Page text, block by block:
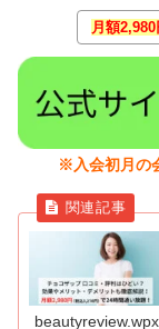
月額
※入会初月の